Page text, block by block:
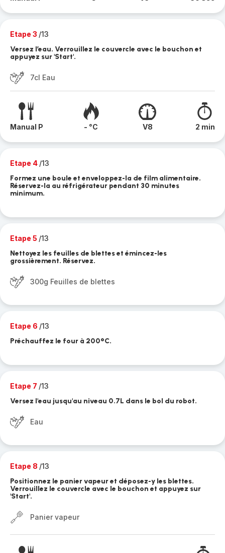
Etape 3 /13
Versez l’eau. Verrouillez le couvercle avec le bouchon et
appuyez sur 'Start'.
7cl Eau
Manual P - °C V8 2 min
Etape 4 /13
Formez une boule et enveloppez-la de film alimentaire.
Réservez-la au réfrigérateur pendant 30 minutes
minimum.
Etape 5 /13
Nettoyez les feuilles de blettes et émincez-les
grossièrement. Réservez.
300g Feuilles de blettes
Etape 6 /13
Préchauffez le four à 200°C.
Etape 7 /13
Versez l'eau jusqu'au niveau 0.7L dans le bol du robot.
Eau
Etape 8 /13
Positionnez le panier vapeur et déposez-y les blettes.
Verrouillez le couvercle avec le bouchon et appuyez sur
'Start'.
Panier vapeur